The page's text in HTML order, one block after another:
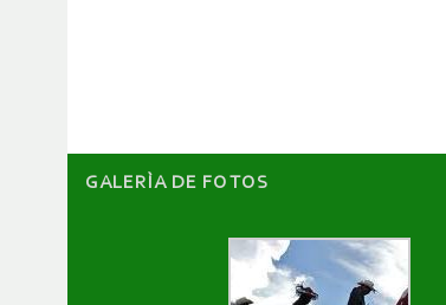
GALERÌA DE FOTOS